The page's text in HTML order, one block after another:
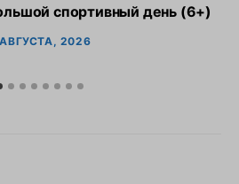
спортивный день (6+)
2026